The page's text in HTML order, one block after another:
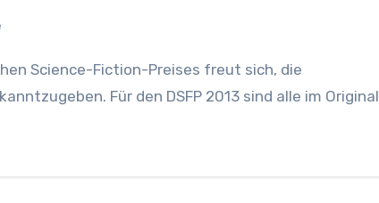
Für den DSFP 2013 sind alle im Original